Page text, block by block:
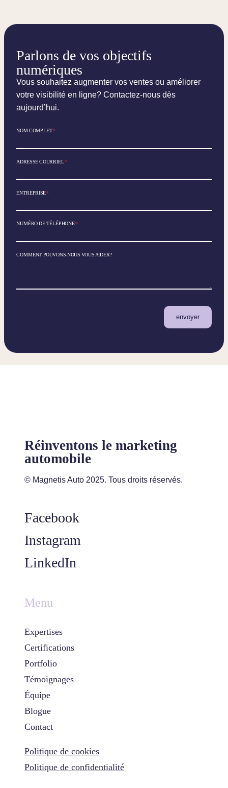
Parlons de vos objectifs
numériques
Vous souhaitez augmenter vos ventes ou améliorer
votre visibilité en ligne? Contactez-nous dès
aujourd’hui.
NOM COMPLET*
ADRESSE COURRIEL*
ENTREPRISE*
NUMÉRO DE TÉLÉPHONE*
COMMENT POUVONS-NOUS VOUS AIDER?
envoyer
Réinventons le marketing
automobile
© Magnetis Auto 2025. Tous droits réservés.
Facebook
Instagram
LinkedIn
Menu
Expertises
Certifications
Portfolio
Témoignages
Équipe
Blogue
Contact
Politique de cookies
Politique de confidentialité